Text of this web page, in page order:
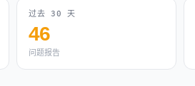
过去 30 天
46
问题报告